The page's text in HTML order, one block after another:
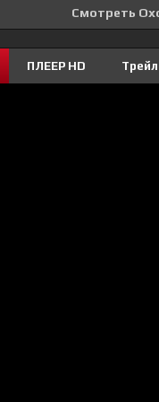
Смотреть
ПЛЕЕР HD